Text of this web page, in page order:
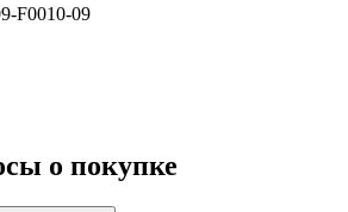
F0010-09
о покупке